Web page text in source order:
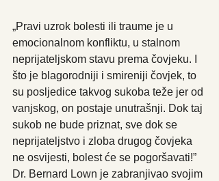
„Pravi uzrok bolesti ili traume je u
emocionalnom konfliktu, u stalnom
neprijateljskom stavu prema čovjeku. I
što je blagorodniji i smireniji čovjek, to
su posljedice takvog sukoba teže jer od
vanjskog, on postaje unutrašnji. Dok taj
sukob ne bude priznat, sve dok se
neprijateljstvo i zloba drugog čovjeka
ne osvijesti, bolest će se pogoršavati!”
Dr. Bernard Lown je zabranjivao svojim